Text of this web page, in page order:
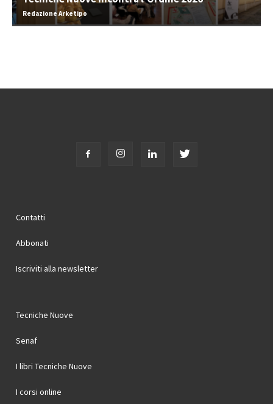
Redazione Arketipo
Contatti
Abbonati
Iscriviti alla newsletter
Tecniche Nuove
Senaf
I libri Tecniche Nuove
I corsi online